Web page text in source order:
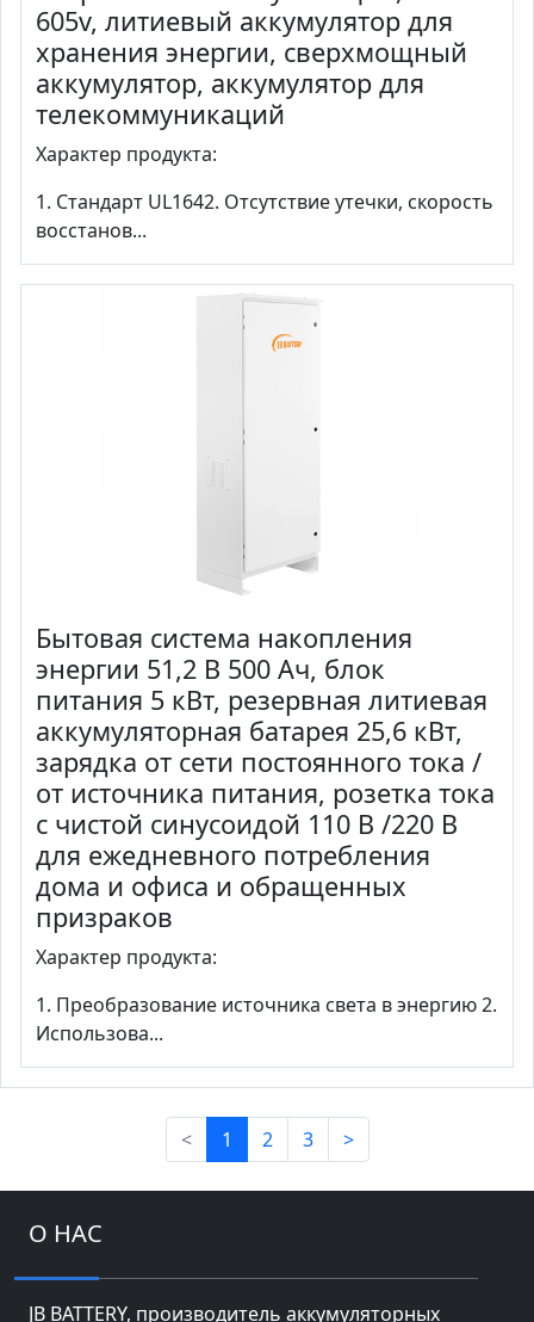
605v, литиевый аккумулятор для
хранения энергии, сверхмощный
аккумулятор, аккумулятор для
телекоммуникаций
Характер продукта:
1. Стандарт UL1642. Отсутствие утечки, скорость
восстанов...
Бытовая система накопления
энергии 51,2 В 500 Ач, блок
питания 5 кВт, резервная литиевая
аккумуляторная батарея 25,6 кВт,
зарядка от сети постоянного тока /
от источника питания, розетка тока
с чистой синусоидой 110 В /220 В
для ежедневного потребления
дома и офиса и обращенных
призраков
Характер продукта:
1. Преобразование источника света в энергию 2.
Использова...
< 1 2 3 >
О НАС
JB BATTERY, производитель аккумуляторных